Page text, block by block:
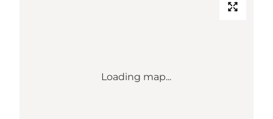
Loading map...